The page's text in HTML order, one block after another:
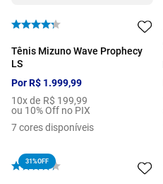
Tênis Mizuno Wave Prophecy
LS
PorR$ 1.999,99
10x de R$ 199,99
ou 10% Off no PIX
7cores disponíveis
31%OFF